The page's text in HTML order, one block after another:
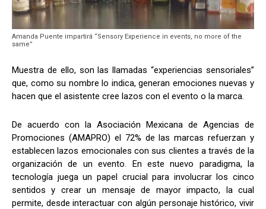
Amanda Puente impartirá “Sensory Experience in events, no more of the
same”
Muestra de ello, son las llamadas “experiencias sensoriales”
que, como su nombre lo indica, generan emociones nuevas y
hacen que el asistente cree lazos con el evento o la marca.
De acuerdo con la Asociación Mexicana de Agencias de
Promociones (AMAPRO) el 72% de las marcas refuerzan y
establecen lazos emocionales con sus clientes a través de la
organización de un evento. En este nuevo paradigma, la
tecnología juega un papel crucial para involucrar los cinco
sentidos y crear un mensaje de mayor impacto, la cual
permite, desde interactuar con algún personaje histórico, vivir